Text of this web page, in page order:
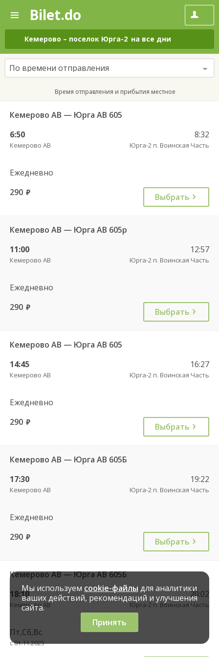
—
Поиск
и
покупка
билетов
на
автобус
онлайн
Bilet.do
Кемерово – поселок Юрга-2 на все дни
По времени отправления
Время отправления и прибытия местное
Кемерово АВ — Юрга АВ 605
6:50
Кемерово АВ
8:32
Юрга-2 п. Воинская Часть
Ежедневно
290 руб. Выбрать
Кемерово АВ — Юрга АВ 605р
11:00
Кемерово АВ
12:57
Юрга-2 п. Воинская Часть
Ежедневно
290 руб. Выбрать
Кемерово АВ — Юрга АВ 605
14:45
Кемерово АВ
16:27
Юрга-2 п. Воинская Часть
Ежедневно
290 руб. Выбрать
Кемерово АВ — Юрга АВ 605Б
17:30
Кемерово АВ
19:22
Юрга-2 п. Воинская Часть
Ежедневно
290 руб. Выбрать
Кемерово АВ — Юрга АВ 605Б
18:10
Кемерово АВ
20:02
Юрга-2 п. Воинская Часть
Пт,Сб,Вс
с 01.11.2025
Мы используем cookie-файлы для аналитики
ваших действий, рекомендаций и улучшения
сайта.
Принять